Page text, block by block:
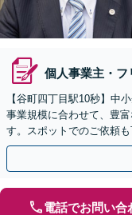
個人事業主・フ
【谷町四丁目駅10秒】中
事業規模に合わせて、豊
す。スポットでのご依頼
対応します【夜間・休日
電話でお問い合